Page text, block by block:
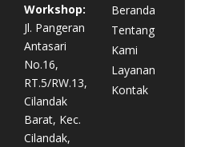
Workshop:
Jl. Pangeran
Antasari
No.16,
RT.5/RW.13,
Cilandak
Barat, Kec.
Cilandak,
Beranda
Tentang
Kami
Layanan
Kontak